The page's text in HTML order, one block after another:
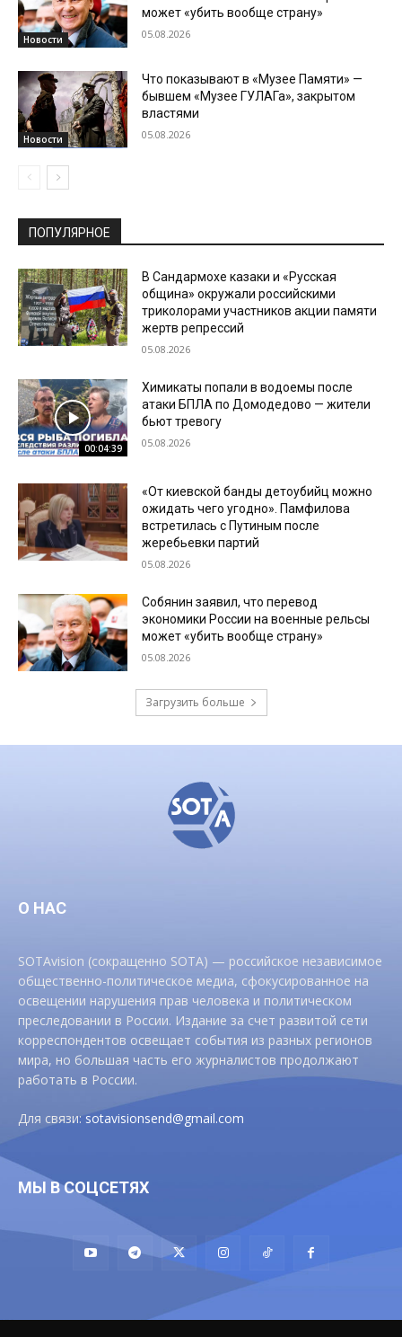
Новости
может «убить вообще страну»
05.08.2026
Новости
Что показывают в «Музее Памяти» —
бывшем «Музее ГУЛАГа», закрытом
властями
05.08.2026
ПОПУЛЯРНОЕ
В Сандармохе казаки и «Русская
община» окружали российскими
триколорами участников акции памяти
жертв репрессий
05.08.2026
00:04:39
Химикаты попали в водоемы после
атаки БПЛА по Домодедово — жители
бьют тревогу
05.08.2026
«От киевской банды детоубийц можно
ожидать чего угодно». Памфилова
встретилась с Путиным после
жеребьевки партий
05.08.2026
Собянин заявил, что перевод
экономики России на военные рельсы
может «убить вообще страну»
05.08.2026
Загрузить больше
О НАС
SOTAvision (сокращенно SOTA) — российское независимое
общественно-политическое медиа, сфокусированное на
освещении нарушения прав человека и политическом
преследовании в России. Издание за счет развитой сети
корреспондентов освещает события из разных регионов
мира, но большая часть его журналистов продолжают
работать в России.
Для связи:sotavisionsend@gmail.com
МЫ В СОЦСЕТЯХ